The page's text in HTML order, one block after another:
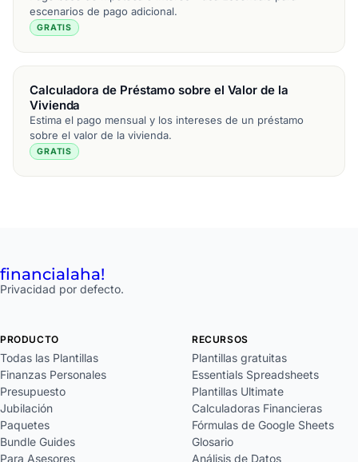
escenarios de pago adicional.
GRATIS
Calculadora de Préstamo sobre el Valor de la
Vivienda
Estima el pago mensual y los intereses de un préstamo
sobre el valor de la vivienda.
GRATIS
financialaha!
Privacidad por defecto.
PRODUCTO
Todas las Plantillas
Finanzas Personales
Presupuesto
Jubilación
Paquetes
Bundle Guides
Para Asesores
RECURSOS
Plantillas gratuitas
Essentials Spreadsheets
Plantillas Ultimate
Calculadoras Financieras
Fórmulas de Google Sheets
Glosario
Análisis de Datos